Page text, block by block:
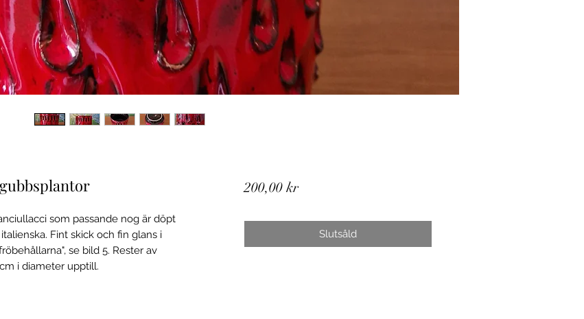
som passande nog är döpt
Fint skick och fin glans i
se bild 5. Rester av
i diameter upptill.
200,00 krPris
Slutsåld